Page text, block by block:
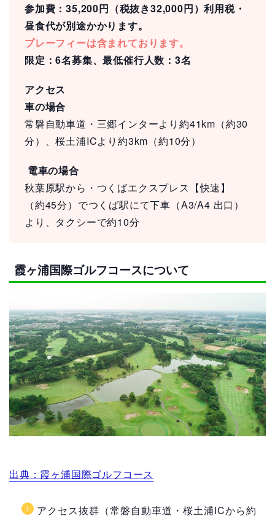
参加費：35,200円（税抜き32,000円）利用税・
昼食代が別途かかります。
プレーフィーは含まれております。
限定：6名募集、最低催行人数：3名
アクセス
車の場合
常磐自動車道・三郷インターより約41km（約30
分）、桜土浦ICより約3km（約10分）
電車の場合
秋葉原駅から・つくばエクスプレス【快速】
（約45分）でつくば駅にて下車（A3/A4 出口）
より、タクシーで約10分
霞ヶ浦国際ゴルフコースについて
出典：霞ヶ浦国際ゴルフコース
アクセス抜群（常磐自動車道・桜土浦ICから約